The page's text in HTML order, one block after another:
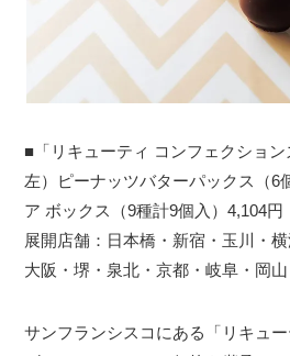
■「リキューティ コンフェクション
左）ピーナッツバターパックス（6
ア ボックス（9種計9個入）4,104円
展開店舗：日本橋・新宿・玉川・
大阪・堺・泉北・京都・岐阜・岡山
サンフランシスコにある「リキュ